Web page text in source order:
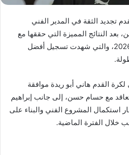
تجديد الثقة في المدير الفني
النتائج المميزة التي حققها مع
“الفراعنة” في كأس العالم 2026، والتي شهدت تسجيل أفضل
القدم هاني أبو ريدة موافقة
مع حسام حسن، إلى جانب إبراهيم
استكمال المشروع الفني والبناء على
خلال الفترة الماضية.